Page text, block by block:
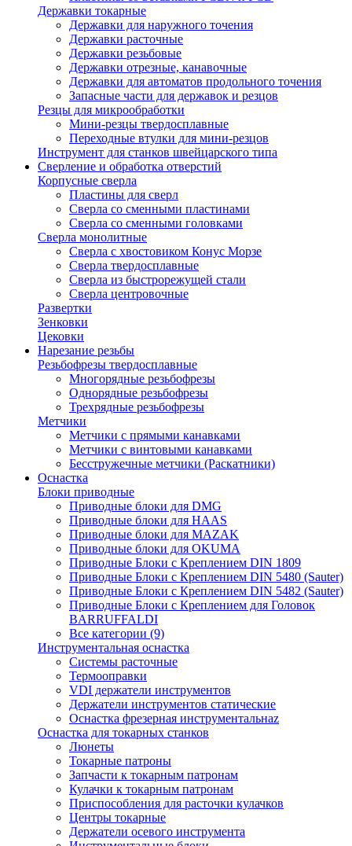
Державки токарные
Державки для наружного точения
Державки расточные
Державки резьбовые
Державки отрезные, канавочные
Державки для автоматов продольного точения
Запасные части для державок и резцов
Резцы для микрообработки
Мини-резцы твердосплавные
Переходные втулки для мини-резцов
Инструмент для станков швейцарского типа
Сверление и обработка отверстий
Корпусные сверла
Пластины для сверл
Сверла со сменными пластинами
Сверла со сменными головками
Сверла монолитные
Сверла с хвостовиком Конус Морзе
Сверла твердосплавные
Сверла из быстрорежущей стали
Сверла центровочные
Развертки
Зенковки
Цековки
Нарезание резьбы
Резьбофрезы твердосплавные
Многорядные резьбофрезы
Однорядные резьбофрезы
Трехрядные резьбофрезы
Метчики
Метчики с прямыми канавками
Метчики с винтовыми канавками
Бесстружечные метчики (Раскатники)
Оснастка
Блоки приводные
Приводные блоки для DMG
Приводные блоки для HAAS
Приводные блоки для MAZAK
Приводные блоки для OKUMA
Приводные Блоки с Креплением DIN 1809
Приводные Блоки с Креплением DIN 5480 (Sauter)
Приводные Блоки с Креплением DIN 5482 (Sauter)
Приводные Блоки с Креплением для Головок
BARRUFFALDI
Все категории (9)
Инструментальная оснастка
Системы расточные
Термооправки
VDI держатели инструментов
Держатели инструментов статические
Оснастка фрезерная инструментальнаz
Оснастка для токарных станков
Люнеты
Токарные патроны
Запчасти к токарным патронам
Кулачки к токарным патронам
Приспособления для расточки кулачков
Центры токарные
Держатели осевого инструмента